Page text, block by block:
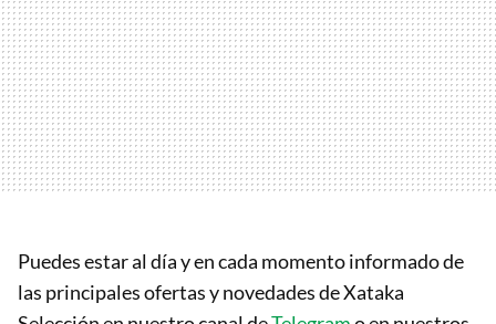
Puedes estar al día y en cada momento informado de
las principales ofertas y novedades de Xataka